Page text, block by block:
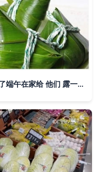
粽子不会包 这4种粽子包法,学会了端午在家给 他们 露一手